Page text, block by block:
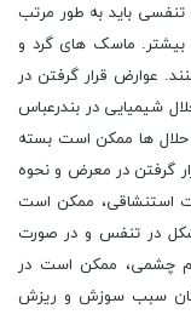
باید به طور مرتب
ماسک های گرد و
عوارض قرار گرفتن در
شیمیایی در بندرعباس
ها ممکن است بسته
گرفتن در معرض و نحوه
استنشاقی، ممکن است
در تنفس و در صورت
چشمی، ممکن است در
سبب سوزش و ریزش